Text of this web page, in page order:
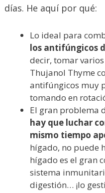
días. He aquí por qué:
Lo ideal para
los antifúngicos
decir, tomar
Thujanol Thyme
antifúngicos muy
tomando en
El gran problema
hay que luchar
mismo tiempo
hígado, no puede
hígado es el gran
sistema
digestión… ¡lo